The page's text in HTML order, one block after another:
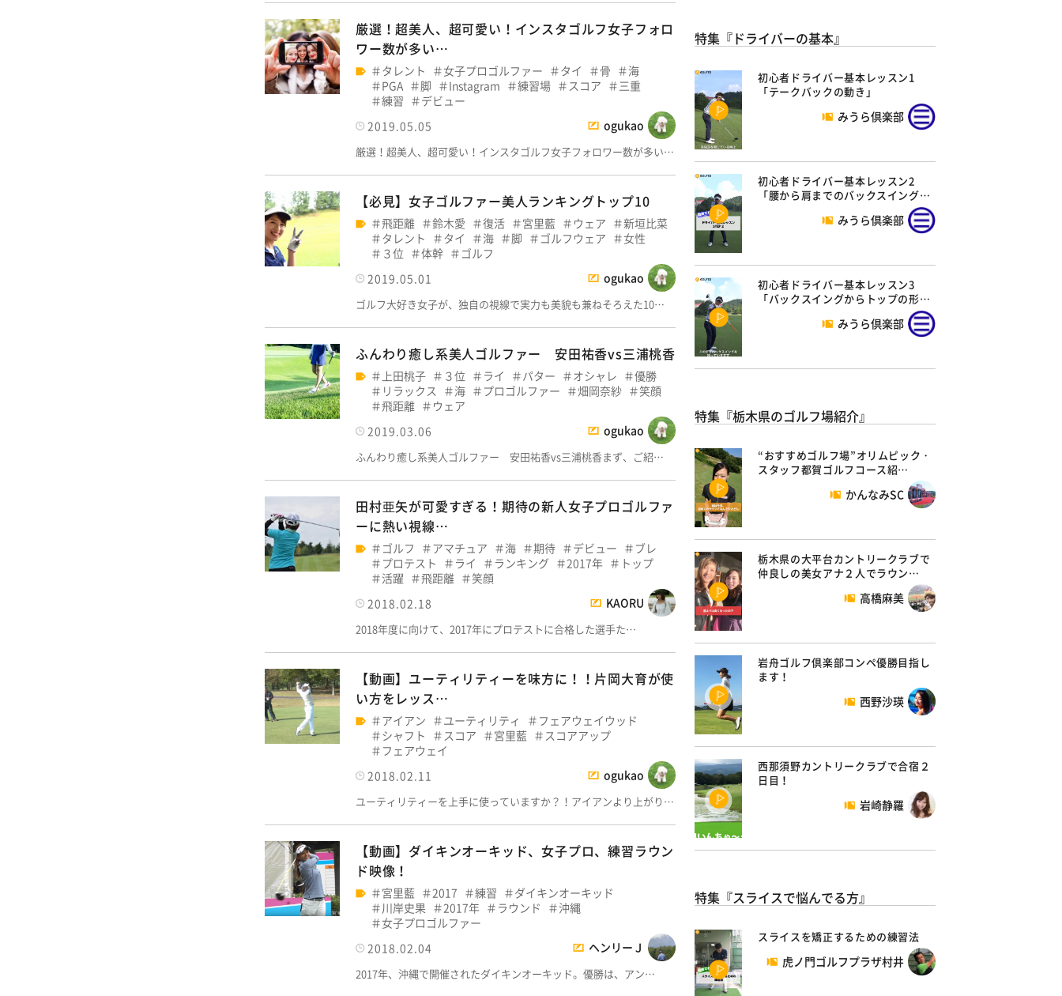
厳選！超美人、超可愛い！インスタゴルフ女子フォロ
ワー数が多い…
タレント 女子プロゴルファー タイ 骨
海
PGA
脚 Instagram 練習場 スコア
三重
練習
デビュー
2019.05.05
ogukao
厳選！超美人、超可愛い！インスタゴルフ女子フォロワー数が多い…
【必見】女子ゴルファー美人ランキングトップ10
飛距離 鈴木愛 復活 宮里藍 ウェア
新垣比菜
タレント
タイ 海 脚 ゴルフウェア
女性
３位
体幹
ゴルフ
2019.05.01
ogukao
ゴルフ大好き女子が、独自の視線で実力も美貌も兼ねそろえた10…
ふんわり癒し系美人ゴルファー 安田祐香vs三浦桃香
上田桃子 ３位 ライ パター オシャレ
優勝
リラックス
海 プロゴルファー 畑岡奈紗
笑顔
飛距離
ウェア
2019.03.06
ogukao
ふんわり癒し系美人ゴルファー 安田祐香vs三浦桃香まず、ご紹…
田村亜矢が可愛すぎる！期待の新人女子プロゴルファ
ーに熱い視線…
ゴルフ アマチュア 海 期待 デビュー
ブレ
プロテスト
ライ ランキング 2017年
トップ
活躍
飛距離
笑顔
2018.02.18
KAORU
2018年度に向けて、2017年にプロテストに合格した選手た…
【動画】ユーティリティーを味方に！！片岡大育が使
い方をレッス…
アイアン ユーティリティ
フェアウェイウッド
シャフト
スコア 宮里藍
スコアアップ
フェアウェイ
2018.02.11
ogukao
ユーティリティーを上手に使っていますか？！アイアンより上がり…
【動画】ダイキンオーキッド、女子プロ、練習ラウン
ド映像！
宮里藍 2017 練習
ダイキンオーキッド
川岸史果
2017年 ラウンド
沖縄
女子プロゴルファー
2018.02.04
ヘンリーＪ
2017年、沖縄で開催されたダイキンオーキッド。優勝は、アン…
特集『ドライバーの基本』
初心者ドライバー基本レッスン1
「テークバックの動き」
みうら倶楽部
初心者ドライバー基本レッスン2
「腰から肩までのバックスイング…
みうら倶楽部
初心者ドライバー基本レッスン3
「バックスイングからトップの形…
みうら倶楽部
特集『栃木県のゴルフ場紹介』
“おすすめゴルフ場”オリムピック・
スタッフ都賀ゴルフコース紹…
かんなみSC
栃木県の大平台カントリークラブで
仲良しの美女アナ２人でラウン…
高橋麻美
岩舟ゴルフ倶楽部コンペ優勝目指し
ます！
西野沙瑛
西那須野カントリークラブで合宿２
日目！
岩崎静羅
特集『スライスで悩んでる方』
スライスを矯正するための練習法
虎ノ門ゴルフプラザ村井